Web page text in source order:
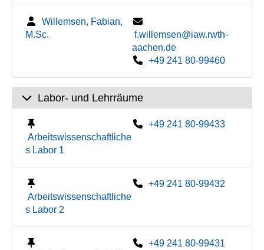
Willemsen, Fabian,
M.Sc.
f.willemsen@iaw.rwth-
aachen.de
+49 241 80-99460
Labor- und Lehrräume
Arbeitswissenschaftliche
s Labor 1
+49 241 80-99433
Arbeitswissenschaftliche
s Labor 2
+49 241 80-99432
+49 241 80-99431